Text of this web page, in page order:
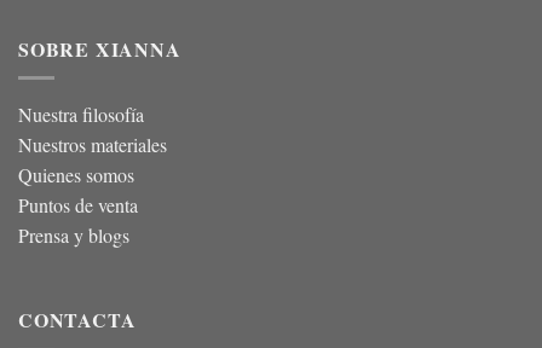
SOBRE XIANNA
Nuestra filosofía
Nuestros materiales
Quienes somos
Puntos de venta
Prensa y blogs
CONTACTA